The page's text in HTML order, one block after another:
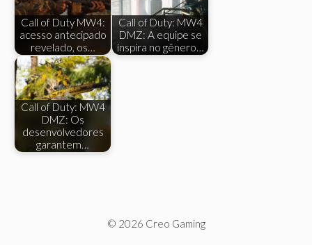
Call of Duty MW4:
acesso antecipado
revelado, os…
Call of Duty: MW4
DMZ: A equipe se
inspira no gênero…
Call of Duty: MW4
DMZ: Os
desenvolvedores
garantem…
© 2026 Creo Gaming